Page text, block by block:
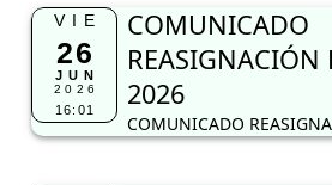
VIE
26
JUN
2026
16:01
COMUNICADO
REASIGNACIÓN
2026
COMUNICADO